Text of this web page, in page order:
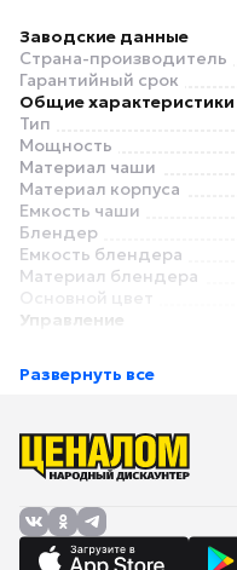
Заводские данные
Страна-производитель
Гарантийный срок
Общие характеристики
Тип
Мощность
Материал чаши
Материал корпуса
Емкость чаши
Блендер
Емкость блендера
Материал блендера
Основной цвет
Управление
Количество скоростей
Мясорубка
Насадка для теста (крюк)
Насадка для взбивания
Универсальный нож
Соковыжималка
Мельничка
Развернуть все